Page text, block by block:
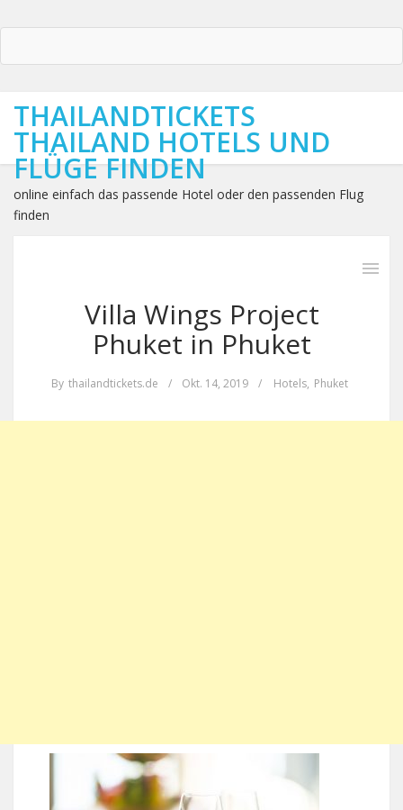
THAILANDTICKETS
THAILAND HOTELS UND
FLÜGE FINDEN
online einfach das passende Hotel oder den passenden Flug
finden
Villa Wings Project
Phuket in Phuket
By thailandtickets.de / Okt. 14, 2019 / Hotels, Phuket